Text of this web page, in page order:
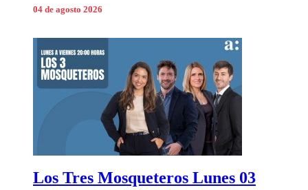
04 de agosto 2026
Los Tres Mosqueteros Lunes 03